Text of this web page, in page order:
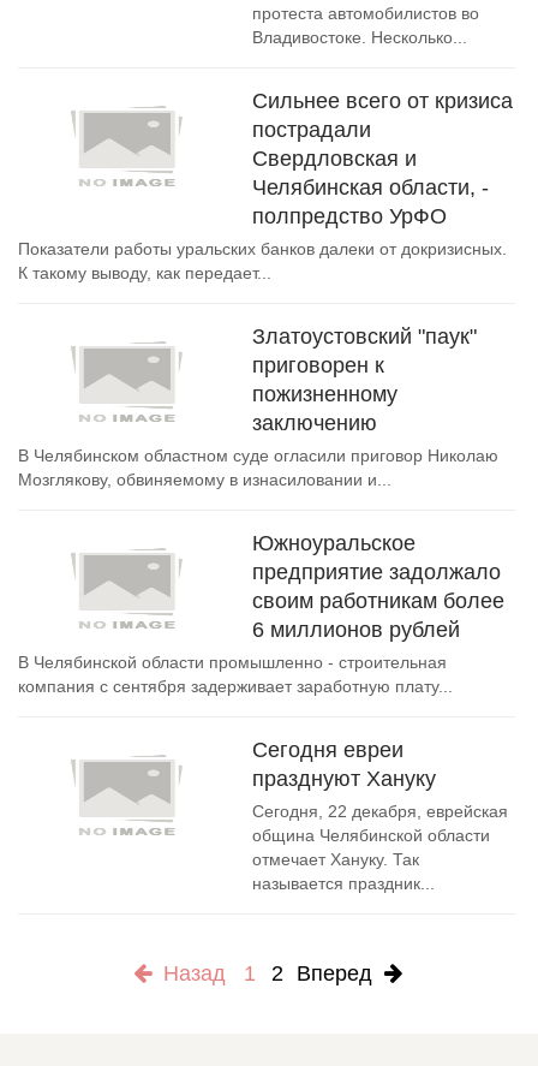
протеста автомобилистов во
Владивостоке. Несколько...
Сильнее всего от кризиса
пострадали
Свердловская и
Челябинская области, -
полпредство УрФО
Показатели работы уральских банков далеки от докризисных.
К такому выводу, как передает...
Златоустовский "паук"
приговорен к
пожизненному
заключению
В Челябинском областном суде огласили приговор Николаю
Мозглякову, обвиняемому в изнасиловании и...
Южноуральское
предприятие задолжало
своим работникам более
6 миллионов рублей
В Челябинской области промышленно - строительная
компания с сентября задерживает заработную плату...
Сегодня евреи
празднуют Хануку
Сегодня, 22 декабря, еврейская
община Челябинской области
отмечает Хануку. Так
называется праздник...
Назад 1 2 Вперед